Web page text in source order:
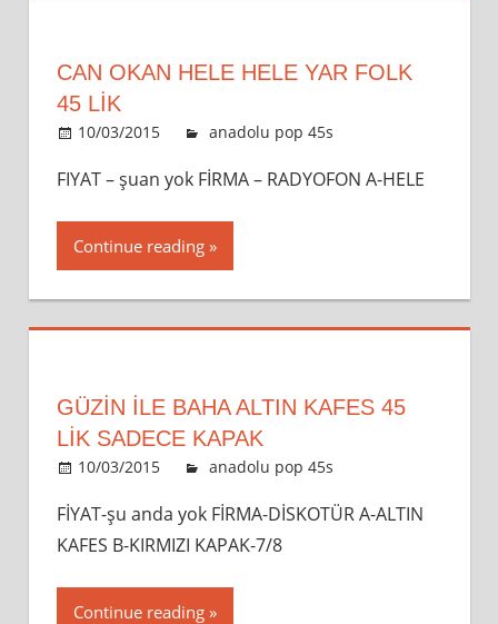
CAN OKAN HELE HELE YAR FOLK
45 LİK
10/03/2015 admin
anadolu pop 45s
FIYAT – şuan yok FİRMA – RADYOFON A-HELE
Continue reading
GÜZİN ILE BAHA ALTIN KAFES 45
LİK SADECE KAPAK
10/03/2015 admin
anadolu pop 45s
FİYAT-şu anda yok FİRMA-DİSKOTÜR A-ALTIN
KAFES B-KIRMIZI KAPAK-7/8
Continue reading